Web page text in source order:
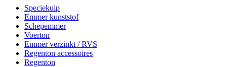
Speciekuip
Emmer kunststof
Schepemmer
Voerton
Emmer verzinkt / RVS
Regenton accessoires
Regenton